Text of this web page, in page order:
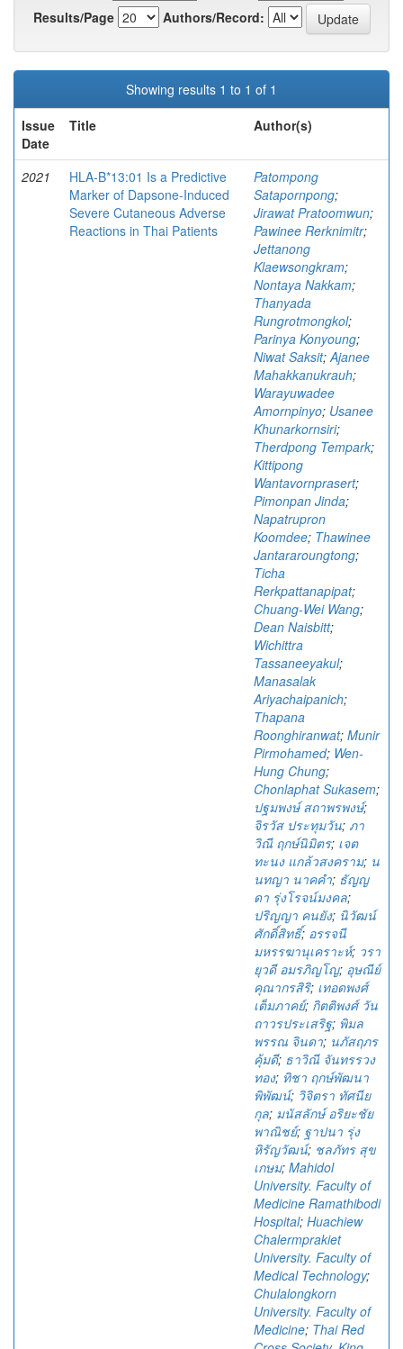
Results/Page
Authors/Record:
Showing results 1 to 1 of 1
Issue
Date
Title Author(s)
2021
HLA-B*13:01 Is a Predictive
Marker of Dapsone-Induced
Severe Cutaneous Adverse
Reactions in Thai Patients
Patompong
Satapornpong;
Jirawat Pratoomwun;
Pawinee Rerknimitr;
Jettanong
Klaewsongkram;
Nontaya Nakkam;
Thanyada
Rungrotmongkol;
Parinya Konyoung;
Niwat Saksit;Ajanee
Mahakkanukrauh;
Warayuwadee
Amornpinyo; Usanee
Khunarkornsiri;
Therdpong Tempark;
Kittipong
Wantavornprasert;
Pimonpan Jinda;
Napatrupron
Koomdee; Thawinee
Jantararoungtong;
Ticha
Rerkpattanapipat;
Chuang-Wei Wang;
Dean Naisbitt;
Wichittra
Tassaneeyakul;
Manasalak
Ariyachaipanich;
Thapana
Roonghiranwat; Munir
Pirmohamed; Wen-
Hung Chung;
Chonlaphat Sukasem;
ปฐมพงษ์ สถาพรพงษ์;
จิรวัส ประทุมวัน; ภา
วิณี ฤกษ์นิมิตร; เจต
ทะนง แกล้วสงคราม; น
นทญา นาคคำ; ธัญญ
ดา รุ่งโรจน์มงคล;
ปริญญา คนยัง; นิวัฒน์
ศักดิ์สิทธิ์; อรรจนี
มหรรฆานุเคราะห์; วรา
ยุวดี อมรภิญโญ; อุษณีย์
คุณากรสิริ; เทอดพงศ์
เต็มภาคย์; กิตติพงศ์ วัน
ถาวรประเสริฐ; พิมล
พรรณ จินดา; นภัสฤภร
คุ้มดี; ธาวิณี จันทรรวง
ทอง; ทิชา ฤกษ์พัฒนา
พิพัฒน์; วิจิตรา ทัศนีย
กุล; มนัสลักษ์ อริยะชัย
พาณิชย์; ฐาปนา รุ่ง
หิรัญวัฒน์; ชลภัทร สุข
เกษม; Mahidol
University. Faculty of
Medicine Ramathibodi
Hospital; Huachiew
Chalermprakiet
University. Faculty of
Medical Technology;
Chulalongkorn
University. Faculty of
Medicine; Thai Red